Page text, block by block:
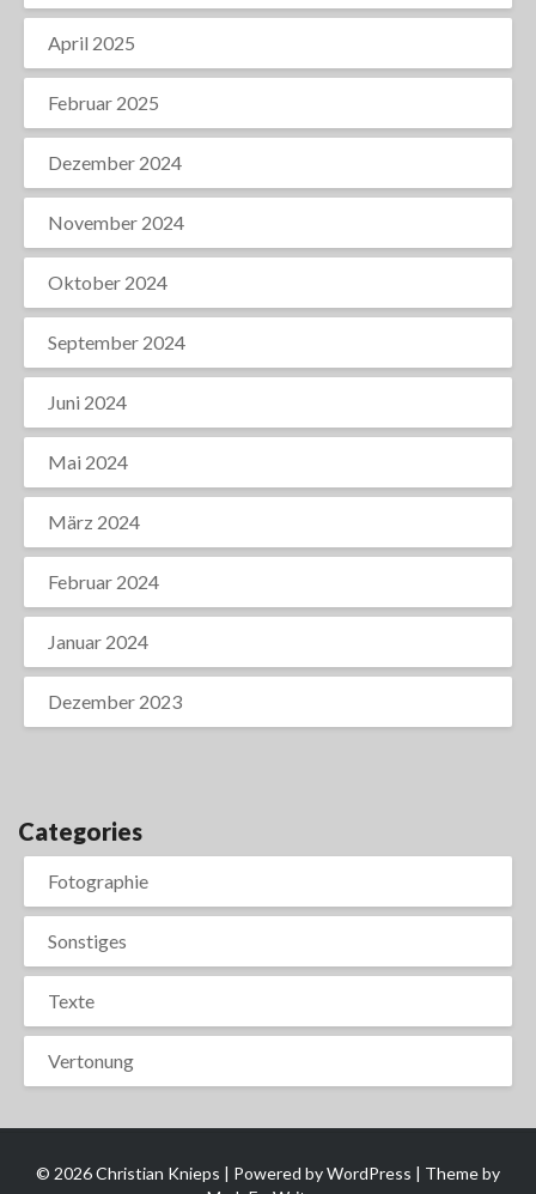
April 2025
Februar 2025
Dezember 2024
November 2024
Oktober 2024
September 2024
Juni 2024
Mai 2024
März 2024
Februar 2024
Januar 2024
Dezember 2023
Categories
Fotographie
Sonstiges
Texte
Vertonung
© 2026 Christian Knieps | Powered byWordPress | Theme by